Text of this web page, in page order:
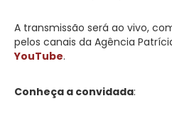
A transmissão será ao vivo,
pelos canais da Agência
YouTube.
Conheça a convidada: